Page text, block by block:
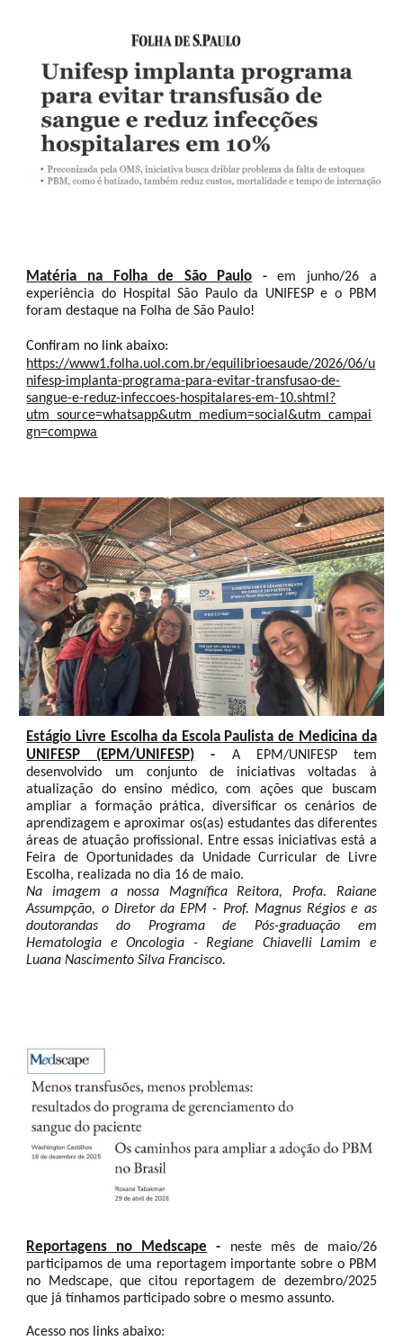
Matéria na Folha de São Paulo -em junho/26 a
experiência do Hospital São Paulo da UNIFESP e o PBM
foram destaque na Folha de São Paulo!
Confiram no link abaixo:
https://www1.folha.uol.com.br/equilibrioesaude/2026/06/u
nifesp-implanta-programa-para-evitar-transfusao-de-
sangue-e-reduz-infeccoes-hospitalares-em-10.shtml?
utm_source=whatsapp&utm_medium=social&utm_campai
gn=compwa
Estágio Livre Escolha da Escola Paulista de Medicina da
UNIFESP (EPM/UNIFESP) - A EPM/UNIFESP tem
desenvolvido um conjunto de iniciativas voltadas à
atualização do ensino médico, com ações que buscam
ampliar a formação prática, diversificar os cenários de
aprendizagem e aproximar os(as) estudantes das diferentes
áreas de atuação profissional. Entre essas iniciativas está a
Feira de Oportunidades da Unidade Curricular de Livre
Escolha, realizada no dia 16 de maio.
Na imagem a nossa Magnífica Reitora, Profa. Raiane
Assumpção, o Diretor da EPM - Prof. Magnus Régios e as
doutorandas do Programa de Pós-graduação em
Hematologia e Oncologia - Regiane Chiavelli Lamim e
Luana Nascimento Silva Francisco.
Reportagens no Medscape -
neste mês de maio/26
participamos de uma reportagem importante sobre o PBM
no Medscape, que citou reportagem de dezembro/2025
que já tínhamos participado sobre o mesmo assunto.
Acesso nos links abaixo: